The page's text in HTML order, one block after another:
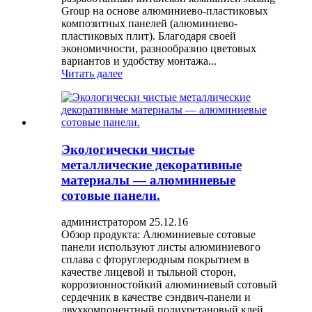
Group на основе алюминиево-пластиковых
композитных панелей (алюминиево-
пластиковых плит). Благодаря своей
экономичности, разнообразию цветовых
вариантов и удобству монтажа...
Читать далее
Экологически чистые
металлические декоративные
материалы — алюминиевые
сотовые панели.
администратором 25.12.16
Обзор продукта: Алюминиевые сотовые
панели используют листы алюминиевого
сплава с фторуглеродным покрытием в
качестве лицевой и тыльной сторон,
коррозионностойкий алюминиевый сотовый
сердечник в качестве сэндвич-панели и